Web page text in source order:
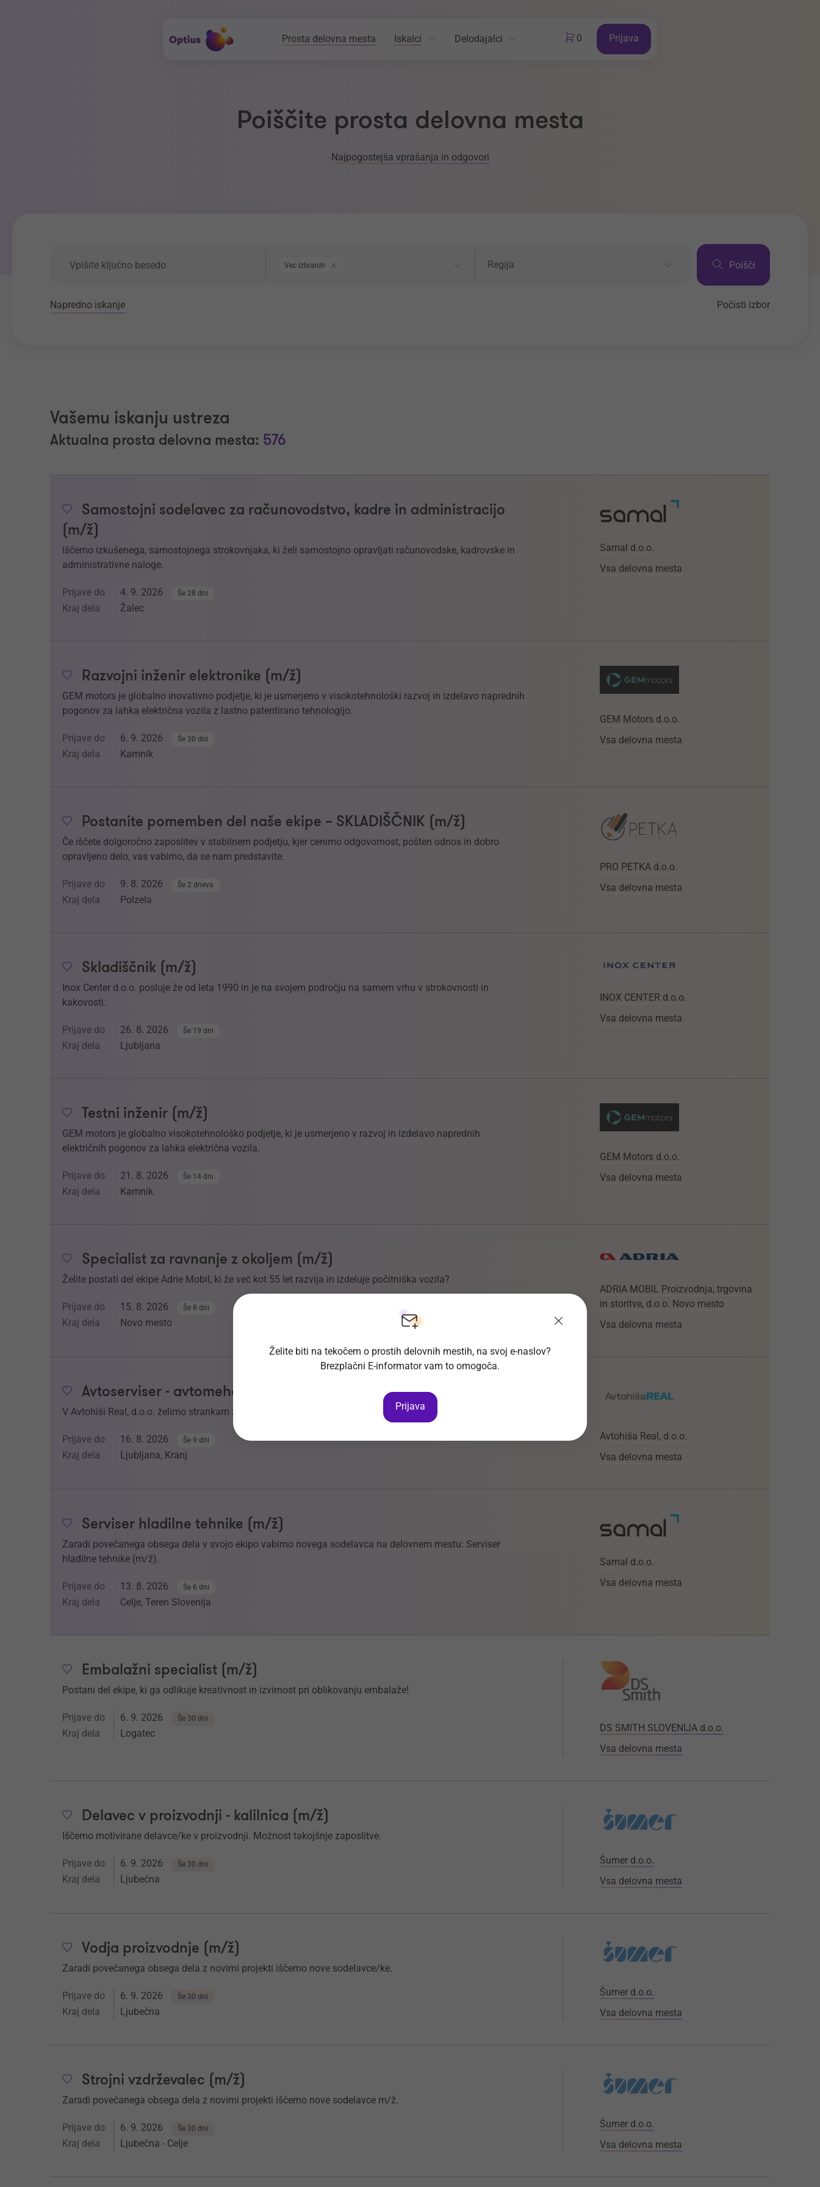
Prosta delovna mesta Iskalci Delodajalci 0 Prijava
Poiščite prosta delovna mesta
Najpogostejša vprašanja in odgovori
Vec izbranih Regija Poišči
Napredno iskanje Počisti izbor
Vašemu iskanju ustreza
Aktualna prosta delovna mesta: 576
Samostojni sodelavec za računovodstvo, kadre in administracijo
(m/ž)
Iščemo izkušenega, samostojnega strokovnjaka, ki želi samostojno opravljati računovodske, kadrovske in
administrativne naloge.
Prijave do 4. 9. 2026 Še 28 dni
Kraj dela Žalec
Samal d.o.o.
Vsa delovna mesta
Razvojni inženir elektronike (m/ž)
GEM motors je globalno inovativno podjetje, ki je usmerjeno v visokotehnološki razvoj in izdelavo naprednih
pogonov za lahka električna vozila z lastno patentirano tehnologijo.
Prijave do 6. 9. 2026 Še 30 dni
Kraj dela Kamnik
GEM Motors d.o.o.
Vsa delovna mesta
Postanite pomemben del naše ekipe – SKLADIŠČNIK (m/ž)
Če iščete dolgoročno zaposlitev v stabilnem podjetju, kjer cenimo odgovornost, pošten odnos in dobro
opravljeno delo, vas vabimo, da se nam predstavite.
Prijave do 9. 8. 2026 Še 2 dneva
Kraj dela Polzela
PRO PETKA d.o.o.
Vsa delovna mesta
Skladiščnik (m/ž)
Inox Center d.o.o. posluje že od leta 1990 in je na svojem področju na samem vrhu v strokovnosti in
kakovosti.
Prijave do 26. 8. 2026 Še 19 dni
Kraj dela Ljubljana
INOX CENTER d.o.o.
Vsa delovna mesta
Testni inženir (m/ž)
GEM motors je globalno visokotehnološko podjetje, ki je usmerjeno v razvoj in izdelavo naprednih
električnih pogonov za lahka električna vozila.
Prijave do 21. 8. 2026 Še 14 dni
Kraj dela Kamnik
GEM Motors d.o.o.
Vsa delovna mesta
Specialist za ravnanje z okoljem (m/ž)
Želite postati del ekipe Adrie Mobil, ki že več kot 55 let razvija in izdeluje počitniška vozila?
Prijave do 15. 8. 2026 Še 8 dni
Kraj dela Novo mesto
ADRIA MOBIL Proizvodnja, trgovina
in storitve, d.o.o. Novo mesto
Vsa delovna mesta
Avtoserviser - avtomehanik m/ž
V Avtohiši Real, d.o.o. želimo strankam zagotoviti najvišjo raven storitev in s tem tudi zadovoljstvo strank.
Prijave do 16. 8. 2026 Še 9 dni
Kraj dela Ljubljana, Kranj
Avtohiša Real, d.o.o.
Vsa delovna mesta
Serviser hladilne tehnike (m/ž)
Zaradi povečanega obsega dela v svojo ekipo vabimo novega sodelavca na delovnem mestu: Serviser
hladilne tehnike (m/ž).
Prijave do 13. 8. 2026 Še 6 dni
Kraj dela Celje, Teren Slovenija
Samal d.o.o.
Vsa delovna mesta
Embalažni specialist (m/ž)
Postani del ekipe, ki ga odlikuje kreativnost in izvirnost pri oblikovanju embalaže!
Prijave do 6. 9. 2026 Še 30 dni
Kraj dela Logatec
DS SMITH SLOVENIJA d.o.o.
Vsa delovna mesta
Delavec v proizvodnji - kalilnica (m/ž)
Iščemo motivirane delavce/ke v proizvodnji. Možnost takojšnje zaposlitve.
Prijave do 6. 9. 2026 Še 30 dni
Kraj dela Ljubečna
Šumer d.o.o.
Vsa delovna mesta
Vodja proizvodnje (m/ž)
Zaradi povečanega obsega dela z novimi projekti iščemo nove sodelavce/ke.
Prijave do 6. 9. 2026 Še 30 dni
Kraj dela Ljubečna
Šumer d.o.o.
Vsa delovna mesta
Strojni vzdrževalec (m/ž)
Zaradi povečanega obsega dela z novimi projekti iščemo nove sodelavce m/ž.
Prijave do 6. 9. 2026 Še 30 dni
Kraj dela Ljubečna - Celje
Šumer d.o.o.
Vsa delovna mesta
Želite biti na tekočem o prostih delovnih mestih, na svoj e-naslov?
Brezplačni E-informator vam to omogoča.
Prijava